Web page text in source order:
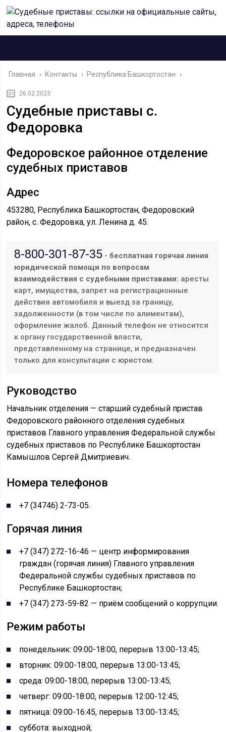
Главная › Контакты › Республика Башкортостан ›
26.02.2023
Судебные приставы с.
Федоровка
Федоровское районное отделение
судебных приставов
Адрес
453280, Республика Башкортостан, Федоровский
район, с. Федоровка, ул. Ленина д. 45.
8-800-301-87-35 - бесплатная горячая линия
юридической помощи по вопросам
взаимодействия с судебными приставами: аресты
карт, имущества, запрет на регистрационные
действия автомобиля и выезд за границу,
задолженности (в том числе по алиментам),
оформление жалоб. Данный телефон не относится
к органу государственной власти,
представленному на странице, и предназначен
только для консультации с юристом.
Руководство
Начальник отделения — старший судебный пристав
Федоровского районного отделения судебных
приставов Главного управления Федеральной службы
судебных приставов по Республике Башкортостан
Камышлов Сергей Дмитриевич.
Номера телефонов
+7 (34746) 2-73-05.
Горячая линия
+7 (347) 272-16-46 — центр информирования
граждан (горячая линия) Главного управления
Федеральной службы судебных приставов по
Республике Башкортостан;
+7 (347) 273-59-82 — приём сообщений о коррупции.
Режим работы
понедельник: 09:00-18:00, перерыв 13:00-13:45;
вторник: 09:00-18:00, перерыв 13:00-13:45;
среда: 09:00-18:00, перерыв 13:00-13:45;
четверг: 09:00-18:00, перерыв 12:00-12:45;
пятница: 09:00-16:45, перерыв 13:00-13:45;
суббота: выходной;